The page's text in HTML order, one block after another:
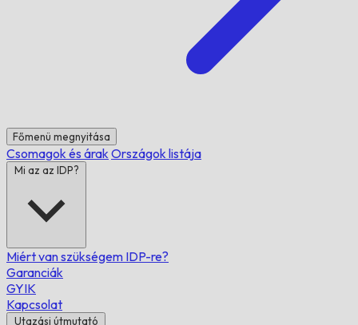
Főmenü megnyitása
Csomagok és árak Országok listája
Mi az az IDP?
Miért van szükségem IDP-re?
Garanciák
GYIK
Kapcsolat
Utazási útmutató